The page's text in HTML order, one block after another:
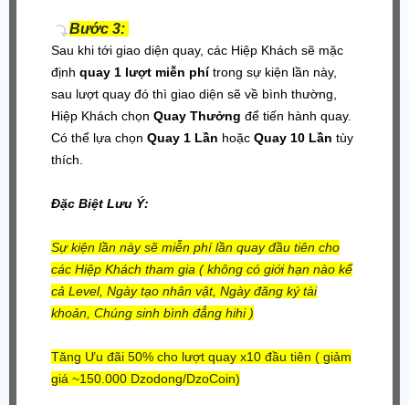
Bước 3:
Sau khi tới giao diện quay, các Hiệp Khách sẽ mặc
định quay 1 lượt miễn phítrong sự kiện lần này,
sau lượt quay đó thì giao diện sẽ về bình thường,
Hiệp Khách chọn Quay Thưởng để tiến hành quay.
Có thể lựa chọn Quay 1 Lần hoặc Quay 10 Lần tùy
thích.
Đặc Biệt Lưu Ý:
Sự kiện lần này sẽ miễn phí lần quay đầu tiên cho
các Hiệp Khách tham gia ( không có giới hạn nào kể
cả Level, Ngày tạo nhân vật, Ngày đăng ký tài
khoản, Chúng sinh bình đẳng hihi )
Tăng Ưu đãi 50% cho lượt quay x10 đầu tiên ( giảm
giá ~150.000 Dzodong/DzoCoin)